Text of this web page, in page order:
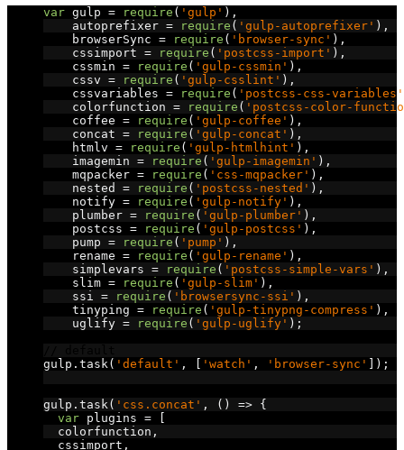
var gulp = require ( 'gulp' ),
    autoprefixer
= require ( 'gulp-autoprefixer' ),
    browserSync
= require ( 'browser-sync' ),
    cssimport
= require ( 'postcss-import' ),
    cssmin
= require ( 'gulp-cssmin' ),
    cssv
= require ( 'gulp-csslint' ),
    cssvariables
= require ( 'postcss-css-variables'
    colorfunction
= require ( 'postcss-color-
    coffee
= require ( 'gulp-coffee' ),
    concat
= require ( 'gulp-concat' ),
    htmlv
= require ( 'gulp-htmlhint' ),
    imagemin
= require ( 'gulp-imagemin' ),
    mqpacker
= require ( 'css-mqpacker' ),
    nested
= require ( 'postcss-nested' ),
    notify
= require ( 'gulp-notify' ),
    plumber
= require ( 'gulp-plumber' ),
    postcss
= require ( 'gulp-postcss' ),
    pump
= require ( 'pump' ),
    rename
= require ( 'gulp-rename' ),
    simplevars
= require ( 'postcss-simple-vars' ),
    slim
= require ( 'gulp-slim' ),
    ssi
= require ( 'browsersync-ssi' ),
    tinyping
= require ( 'gulp-tinypng-compress' ),
    uglify
= require ( 'gulp-uglify' );
gulp . task ( 'default' , [ 'watch' , 'browser-sync' ]);
gulp . task ( 'css.concat' , () => {
var plugins =
[
  colorfunction
,
  cssimport
,